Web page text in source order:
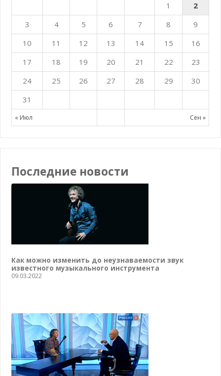
1
2
3
4 5 6 7 8
9
10
11 12 13 14 15
16
17
18 19 20 21 22
23
24
25 26 27 28 29
30
31
« Июл Сен »
Последние новости
Как можно изменить до неузнаваемости звук
известного музыкального инструмента
09.03.2022